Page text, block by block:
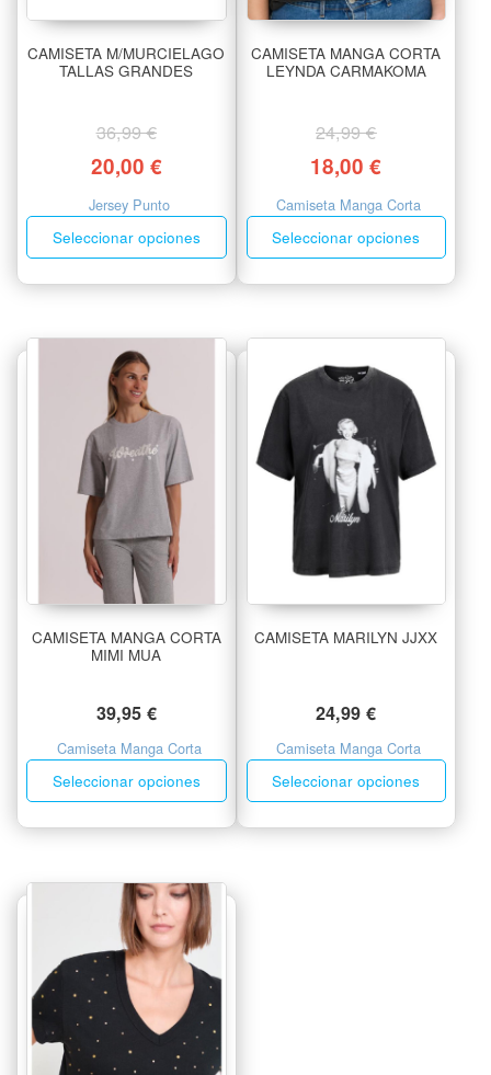
CAMISETA M/MURCIELAGO
TALLAS GRANDES
36,99€
20,00 €
Jersey Punto
Seleccionar opciones
CAMISETA MANGA CORTA
LEYNDA CARMAKOMA
24,99€
18,00€
Camiseta Manga Corta
Seleccionar opciones
CAMISETA MANGA CORTA
MIMI MUA
39,95 €
Camiseta Manga Corta
Seleccionar opciones
CAMISETA MARILYN JJXX
24,99€
Camiseta Manga Corta
Seleccionar opciones